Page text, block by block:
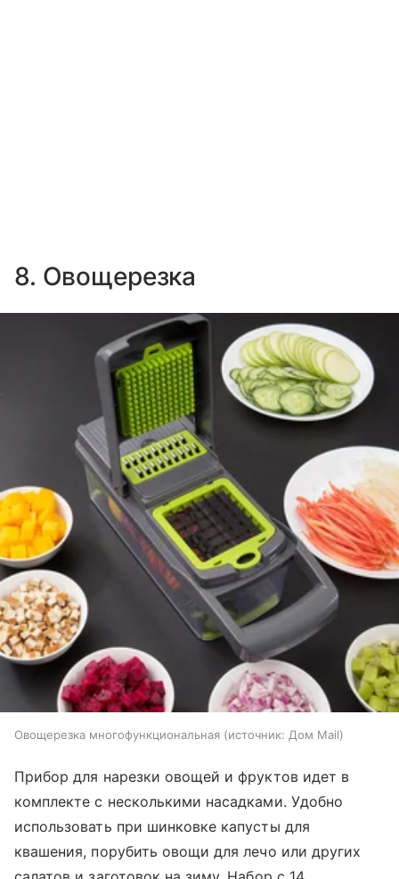
8. Овощерезка
Овощерезка многофункциональная источник: Дом Mail
Прибор для нарезки овощей и фруктов идет в
комплекте с несколькими насадками. Удобно
использовать при шинковке капусты для
квашения, порубить овощи для лечо или других